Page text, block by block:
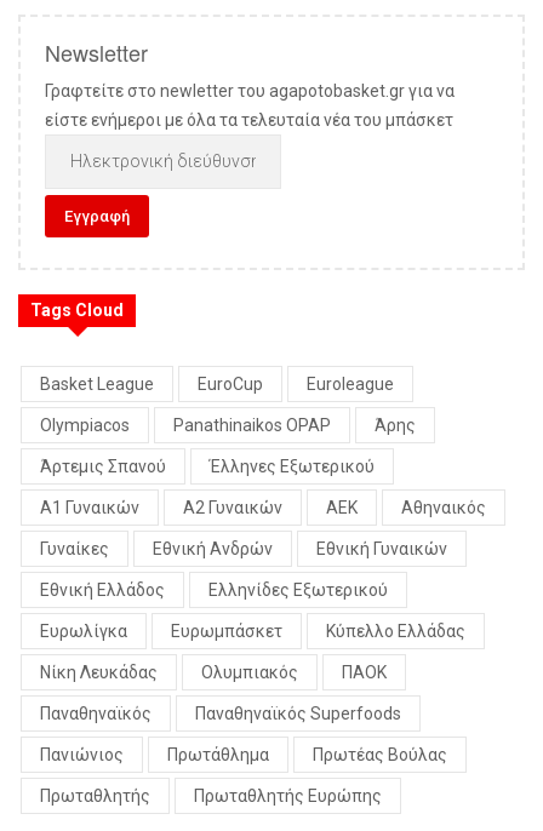
Newsletter
Γραφτείτε στο newletter του agapotobasket.gr για να
είστε ενήμεροι με όλα τα τελευταία νέα του μπάσκετ
Tags Cloud
Basket League EuroCup Euroleague
Olympiacos Panathinaikos OPAP Άρης
Άρτεμις Σπανού Έλληνες Εξωτερικού
Α1 Γυναικών Α2 Γυναικών ΑΕΚ Αθηναικός
Γυναίκες Εθνική Ανδρών Εθνική Γυναικών
Εθνική Ελλάδος Ελληνίδες Εξωτερικού
Ευρωλίγκα Ευρωμπάσκετ Κύπελλο Ελλάδας
Νίκη Λευκάδας Ολυμπιακός ΠΑΟΚ
Παναθηναϊκός Παναθηναϊκός Superfoods
Πανιώνιος Πρωτάθλημα Πρωτέας Βούλας
Πρωταθλητής Πρωταθλητής Ευρώπης